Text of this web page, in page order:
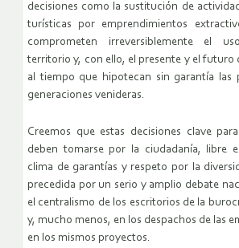
decisiones como la sustitución de
turísticas por emprendimientos
comprometen irreversiblemente el
territorio y, con ello, el presente y el futuro
al tiempo que hipotecan sin garantía las
generaciones venideras.
Creemos que estas decisiones clave
deben tomarse por la ciudadanía, libre
clima de garantías y respeto por la
precedida por un serio y amplio debate
el centralismo de los escritorios de la
y, mucho menos, en los despachos de las
en los mismos proyectos.